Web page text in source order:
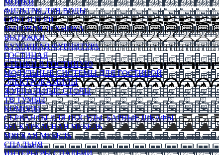
МОЙКИ
ФИЛЬТРЫ ДЛЯ ВОДЫ
СМЕСИТЕЛИ
БЫТОВАЯ ТЕХНИКА
ВЫТЯЖКИ
КУХОННАЯ ФУРНИТУРА
ГОСТИНАЯ
СТЕНКИ В ГОСТИНУЮ
МОДУЛЬНЫЕ СИСТЕМЫ ДЛЯ ГОСТИНОЙ
ЭЛЕКТРОКАМИНЫ
ЖУРНАЛЬНЫЕ СТОЛЫ
ТВ ТУМБЫ
КОМОДЫ
СЕРВАНТЫ ДЛЯ ПОСУДЫ, БАРНЫЕ ШКАФЫ
БЕСКАРКАСНАЯ МЕБЕЛЬ
МЯГКАЯ МЕБЕЛЬ
СПАЛЬНЯ